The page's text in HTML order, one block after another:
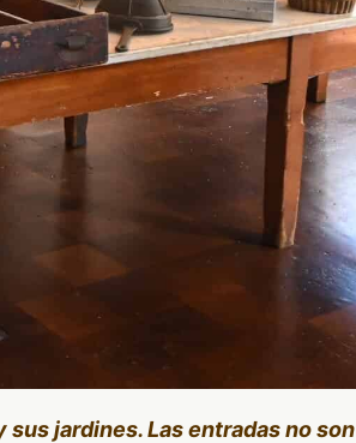
jardines. Las entradas no son